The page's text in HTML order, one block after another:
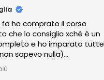
fa ho comprato il corso
che lo consiglio xché è un
e ho imparato tutte
sapevo nulla)
più bella è che micol è